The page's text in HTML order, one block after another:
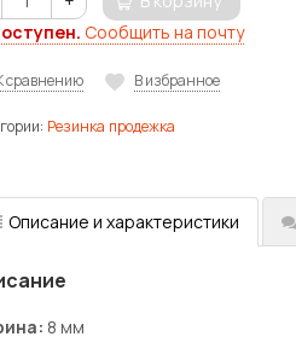
Сообщить на почту
сравнению В избранное
Резинка продежка
Описание и характеристики
8 мм